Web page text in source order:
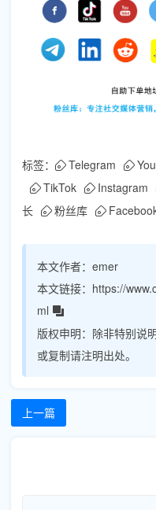
标签： Telegram
TikTok
Instagram
长
粉丝库
本文作者： emer
本文链接： https://
ml
版权申明： 除非特别说
或复制请注明出处。
上一篇